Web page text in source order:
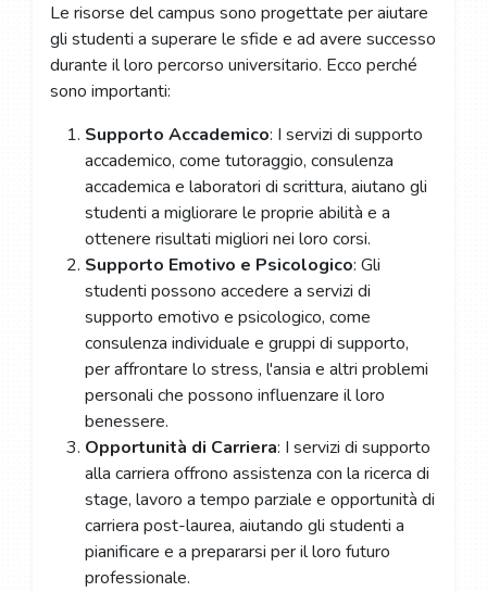
Le risorse del campus sono progettate per aiutare
gli studenti a superare le sfide e ad avere successo
durante il loro percorso universitario. Ecco perché
sono importanti:
Supporto Accademico: I servizi di supporto
accademico, come tutoraggio, consulenza
accademica e laboratori di scrittura, aiutano gli
studenti a migliorare le proprie abilità e a
ottenere risultati migliori nei loro corsi.
Supporto Emotivo e Psicologico: Gli
studenti possono accedere a servizi di
supporto emotivo e psicologico, come
consulenza individuale e gruppi di supporto,
per affrontare lo stress, l'ansia e altri problemi
personali che possono influenzare il loro
benessere.
Opportunità di Carriera: I servizi di supporto
alla carriera offrono assistenza con la ricerca di
stage, lavoro a tempo parziale e opportunità di
carriera post-laurea, aiutando gli studenti a
pianificare e a prepararsi per il loro futuro
professionale.